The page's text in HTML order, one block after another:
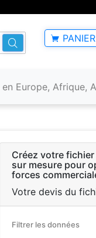
PANIER
en Europe, Afrique,
Créez votre
sur mesure pour
forces
Votre devis du
Filtrer les données